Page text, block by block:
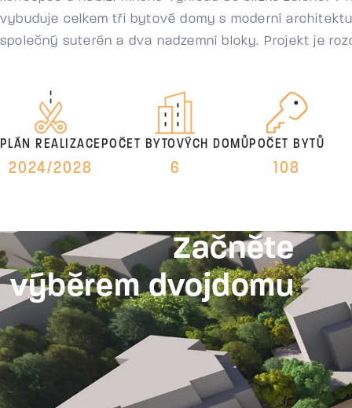
vybuduje celkem tři bytové domy s moderní
společný suterén a dva nadzemní bloky. Projekt je
PLÁN REALIZACE
2024/2028
POČET BYTOVÝCH DOMŮ
6
POČET BYTŮ
108
Začněte
výběrem dvojdomu